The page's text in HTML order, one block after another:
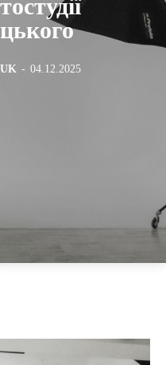
- 04.12.2025